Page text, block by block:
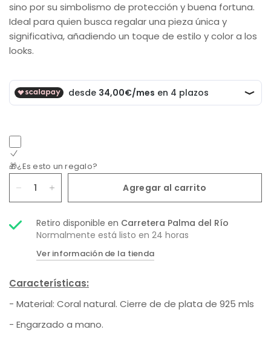
sino por su simbolismo de protección y buena fortuna.
Ideal para quien busca regalar una pieza única y
significativa, añadiendo un toque de estilo y color a los
looks.
🎁¿Es esto un regalo?
Agregar al carrito
Retiro disponible en Carretera Palma del Río
Normalmente está listo en 24 horas
Ver información de la tienda
Características:
- Material: Coral natural. Cierre de de plata de 925 mls
- Engarzado a mano.